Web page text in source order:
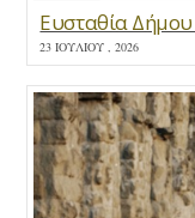
Ευσταθία
23 ΙΟΥΛΊΟΥ , 2026